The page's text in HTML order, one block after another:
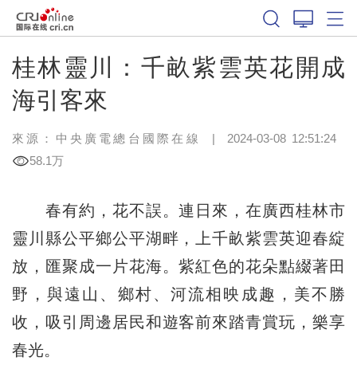
桂林靈川：千畝紫雲英花開成
海引客來
來源：中央廣電總台國際在線 | 2024-03-08 12:51:24
58.1万
春有約，花不誤。連日來，在廣西桂林市
靈川縣公平鄉公平湖畔，上千畝紫雲英迎春綻
放，匯聚成一片花海。紫紅色的花朵點綴著田
野，與遠山、鄉村、河流相映成趣，美不勝
收，吸引周邊居民和遊客前來踏青賞玩，樂享
春光。